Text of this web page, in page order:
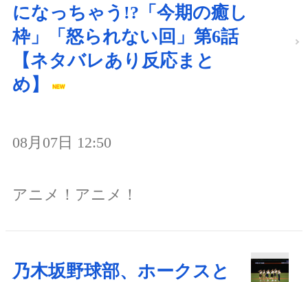
になっちゃう!?「今期の癒し
枠」「怒られない回」第6話
【ネタバレあり反応まと
め】
08月07日 12:50
アニメ！アニメ！
乃木坂野球部、ホークスと